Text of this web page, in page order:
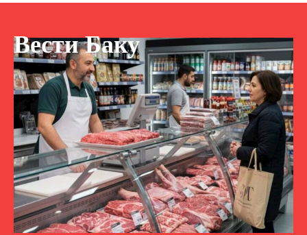
Вести Баку